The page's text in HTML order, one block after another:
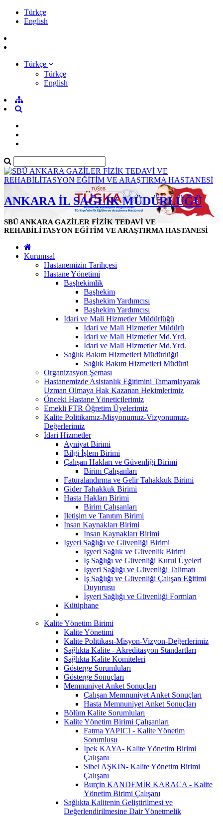
Türkçe
English
Türkçe
Türkçe
English
ANKARA İL SAĞLIK MÜDÜRLÜĞÜ
SBÜ ANKARA GAZİLER FİZİK TEDAVİ VE
REHABİLİTASYON EĞİTİM VE ARAŞTIRMA HASTANESİ
Kurumsal
Hastanemizin Tarihçesi
Hastane Yönetimi
Başhekimlik
Başhekim
Başhekim Yardımcısı
Başhekim Yardımcısı
İdari ve Mali Hizmetler Müdürlüğü
İdari ve Mali Hizmetler Müdürü
İdari ve Mali Hizmetler Md.Yrd.
İdari ve Mali Hizmetler Md.Yrd.
Sağlık Bakım Hizmetleri Müdürlüğü
Sağlık Bakım Hizmetleri Müdürü
Organizasyon Şeması
Hastanemizde Asistanlık Eğitimini Tamamlayarak
Uzman Olmaya Hak Kazanan Hekimlerimiz
Önceki Hastane Yöneticilerimiz
Emekli FTR Öğretim Üyelerimiz
Kalite Politikamız-Misyonumuz-Vizyonumuz-
Değerlerimiz
İdari Hizmetler
Ayniyat Birimi
Bilgi İşlem Birimi
Çalışan Hakları ve Güvenliği Birimi
Birim Çalışanları
Faturalandırma ve Gelir Tahakkuk Birimi
Gider Tahakkuk Birimi
Hasta Hakları Birimi
Birim Çalışanları
İletişim ve Tanıtım Birimi
İnsan Kaynakları Birimi
İnsan Kaynakları Birimi
İşyeri Sağlığı ve Güvenliği Birimi
İşyeri Sağlık ve Güvenlik Birimi
İş Sağlığı ve Güvenliği Kurul Üyeleri
İşyeri Sağlığı ve Güvenliği Talimatı
İş Sağlığı ve Güvenliği Çalışan Eğitimi
Duyurusu
İşyeri Sağlığı ve Güvenliği Formları
Kütüphane
Kalite Yönetim Birimi
Kalite Yönetimi
Kalite Politikası-Misyon-Vizyon-Değerlerimiz
Sağlıkta Kalite - Akreditasyon Standartları
Sağlıkta Kalite Komiteleri
Gösterge Sorumluları
Gösterge Sonuçları
Memnuniyet Anket Sonuçları
Çalışan Memnuniyet Anket Sonuçları
Hasta Memnuniyet Anket Sonuçları
Bölüm Kalite Sorumluları
Kalite Yönetim Birimi Çalışanları
Fatma YAPICI - Kalite Yönetim
Sorumlusu
İpek KAYA- Kalite Yönetim Birimi
Çalışanı
Sibel AŞKIN- Kalite Yönetim Birimi
Çalışanı
Burçin KANDEMİR KARACA - Kalite
Yönetim Birimi Çalışanı
Sağlıkta Kalitenin Geliştirilmesi ve
Değerlendirilmesine Dair Yönetmelik